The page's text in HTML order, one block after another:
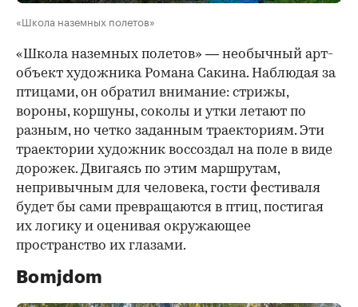
«Школа наземных полетов»
«Школа наземных полетов» — необычный арт-
объект художника Романа Сакина. Наблюдая за
птицами, он обратил внимание: стрижы,
вороны, коршуны, соколы и утки летают по
разным, но четко заданным траекториям. Эти
траектории художник воссоздал на поле в виде
дорожек. Двигаясь по этим маршрутам,
непривычным для человека, гости фестиваля
будет бы сами превращаются в птиц, постигая
их логику и оценивая окружающее
пространство их глазами.
Bomjdom